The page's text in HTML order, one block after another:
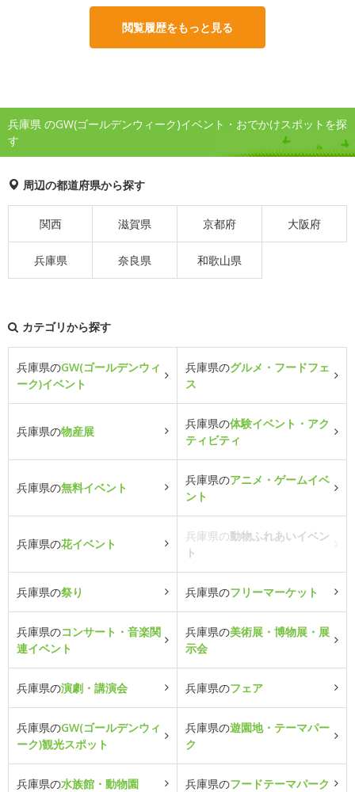
閲覧履歴をもっと見る
兵庫県 のGW(ゴールデンウィーク)イベント・おでかけスポットを探
す
周辺の都道府県から探す
関西 滋賀県 京都府 大阪府
兵庫県 奈良県 和歌山県
カテゴリから探す
兵庫県のGW(ゴールデンウィ
ーク)イベント
兵庫県のグルメ・フードフェ
ス
兵庫県の物産展
兵庫県の体験イベント・アク
ティビティ
兵庫県の無料イベント
兵庫県のアニメ・ゲームイベ
ント
兵庫県の花イベント
兵庫県の動物ふれあいイベン
ト
兵庫県の祭り 兵庫県のフリーマーケット
兵庫県のコンサート・音楽関
連イベント
兵庫県の美術展・博物展・展
示会
兵庫県の演劇・講演会 兵庫県のフェア
兵庫県のGW(ゴールデンウィ
ーク)観光スポット
兵庫県の遊園地・テーマパー
ク
兵庫県の水族館・動物園 兵庫県のフードテーマパーク